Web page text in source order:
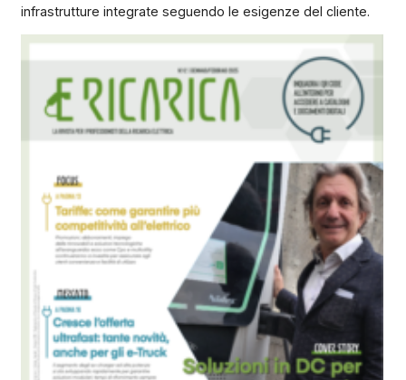
infrastrutture integrate seguendo le esigenze del cliente.